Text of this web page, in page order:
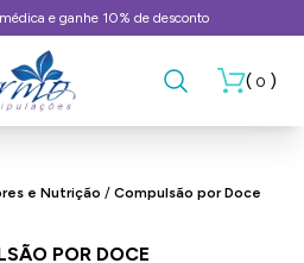
médica e ganhe 10% de desconto
( 0 )
e Nutrição / Compulsão por Doce
POR DOCE